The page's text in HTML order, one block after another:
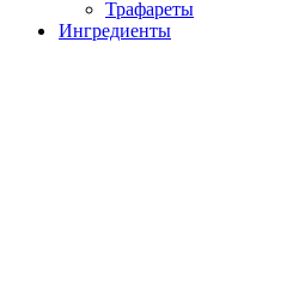
Трафареты
Ингредиенты